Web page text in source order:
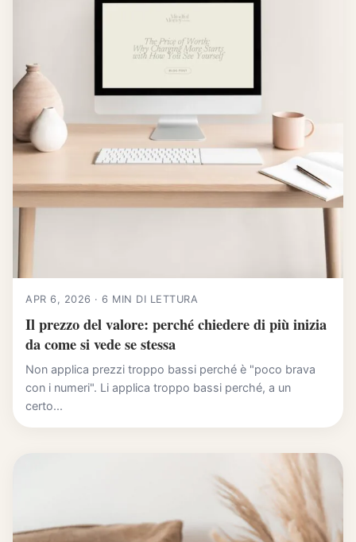
APR 6, 2026 · 6 MIN DI LETTURA
Il prezzo del valore: perché chiedere di più inizia
da come si vede se stessa
Non applica prezzi troppo bassi perché è "poco brava
con i numeri". Li applica troppo bassi perché, a un
certo...